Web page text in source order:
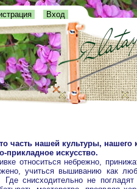
Вход
часть нашей культуры, нашего
прикладное искусство.
относиться небрежно,
учиться вышиванию как
Где снисходительно не